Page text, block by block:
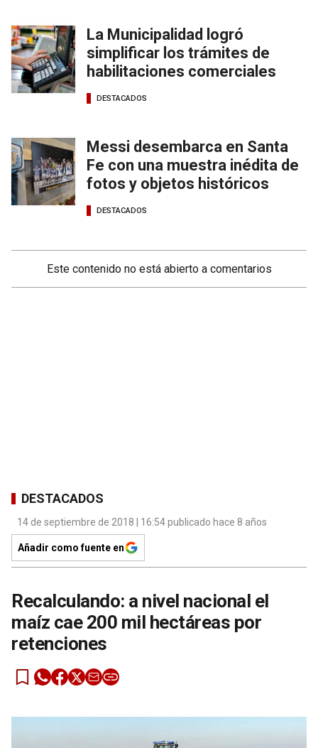
La Municipalidad logró
simplificar los trámites de
habilitaciones comerciales
DESTACADOS
Messi desembarca en Santa
Fe con una muestra inédita de
fotos y objetos históricos
DESTACADOS
Este contenido no está abierto a comentarios
DESTACADOS
14 de septiembre de 2018 | 16:54 publicado hace 8 años
Añadir como fuente en
Recalculando: a nivel nacional el
maíz cae 200 mil hectáreas por
retenciones